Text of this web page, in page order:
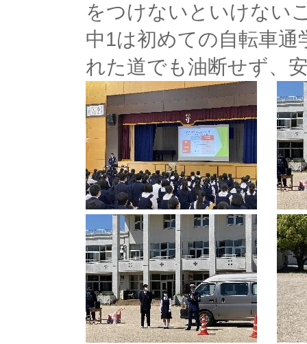
をつけないといけない
中1は初めての自転車
れた道でも油断せず、